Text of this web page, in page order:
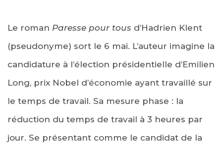
Le roman Paresse pour tous d’Hadrien Klent
(pseudonyme) sort le 6 mai. L’auteur imagine la
candidature à l’élection présidentielle d’Emilien
Long, prix Nobel d’économie ayant travaillé sur
le temps de travail. Sa mesure phase : la
réduction du temps de travail à 3 heures par
jour. Se présentant comme le candidat de la